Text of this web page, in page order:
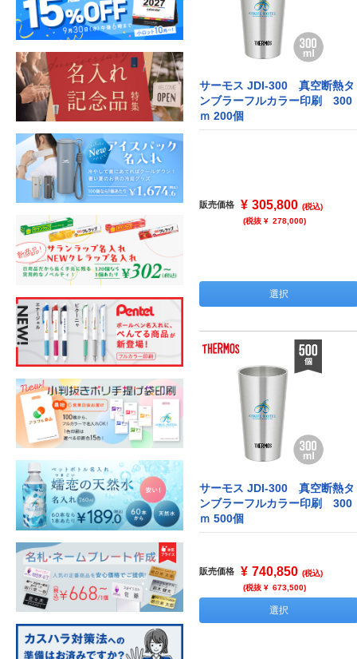
サーモス JDI-300 真空断熱タ
ンブラーフルカラー印刷 300
ｍ 200個
販売価格 ¥ 305,800 (税込)
(税抜 ¥ 278,000)
選択
サーモス JDI-300 真空断熱タ
ンブラーフルカラー印刷 300
ｍ 500個
販売価格 ¥ 740,850 (税込)
(税抜 ¥ 673,500)
選択